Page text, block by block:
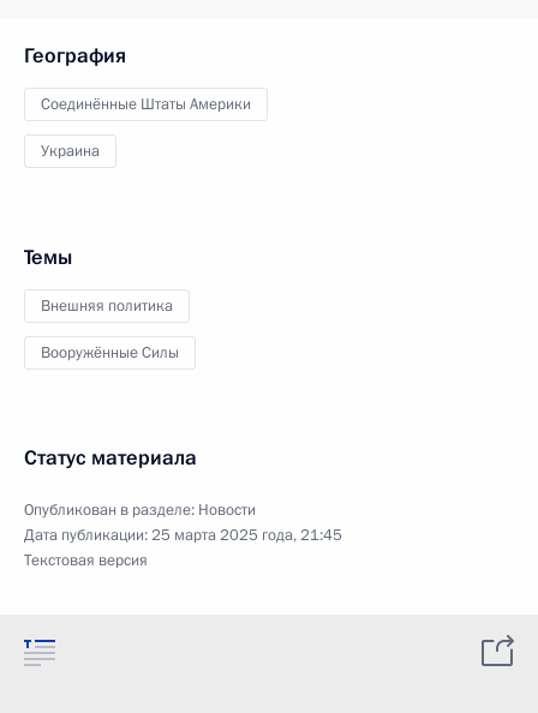
География
Соединённые Штаты Америки
Украина
Темы
Внешняя политика
Вооружённые Силы
Статус материала
Опубликован в разделе: Новости
Дата публикации:25 марта 2025 года, 21:45
Текстовая версия